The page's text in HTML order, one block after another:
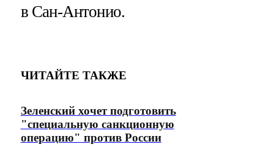
в Сан-Антонио.
ЧИТАЙТЕ ТАКЖЕ
Зеленский хочет подготовить
"специальную санкционную
операцию" против России